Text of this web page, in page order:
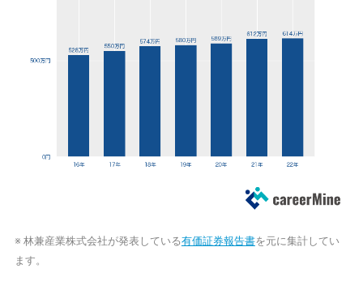
※ 林兼産業株式会社が発表している有価証券報告書を元に集計してい
ます。